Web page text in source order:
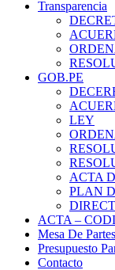
Transparencia
GOB.PE
LEY
ACTA
PLAN
ACTA –
Mesa De Partes
Presupuesto
Contacto